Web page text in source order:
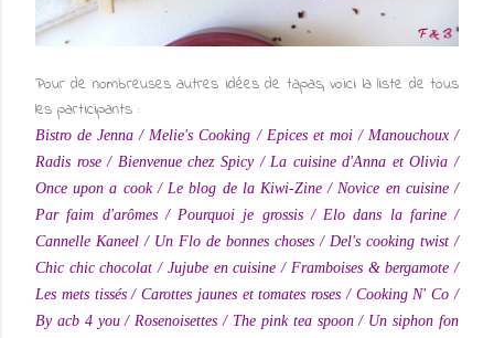
Pour de nombreuses autres idées de tapas, voici la liste de tous
les participants :
Bistro de Jenna /Melie's Cooking / Epices et moi/ Manouchoux/
Radis rose/ Bienvenue chez Spicy/La cuisine d'Anna et Olivia /
Once upon a cook/Le blog de la Kiwi-Zine/Novice en cuisine/
Par faim d'arômes/ Pourquoi je grossis/ Elo dans la farine/
Cannelle Kaneel / Un Flo de bonnes choses / Del's cooking twist /
Chic chic chocolat / Jujube en cuisine / Framboises & bergamote /
Les mets tissés/Carottes jaunes et tomates roses / Cooking N' Co /
By acb 4 you/Rosenoisettes / The pink tea spoon/ Un siphon fon